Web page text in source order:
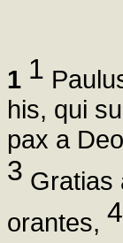
1 1
his, qui
pax a
3 Gratias
orantes, 4